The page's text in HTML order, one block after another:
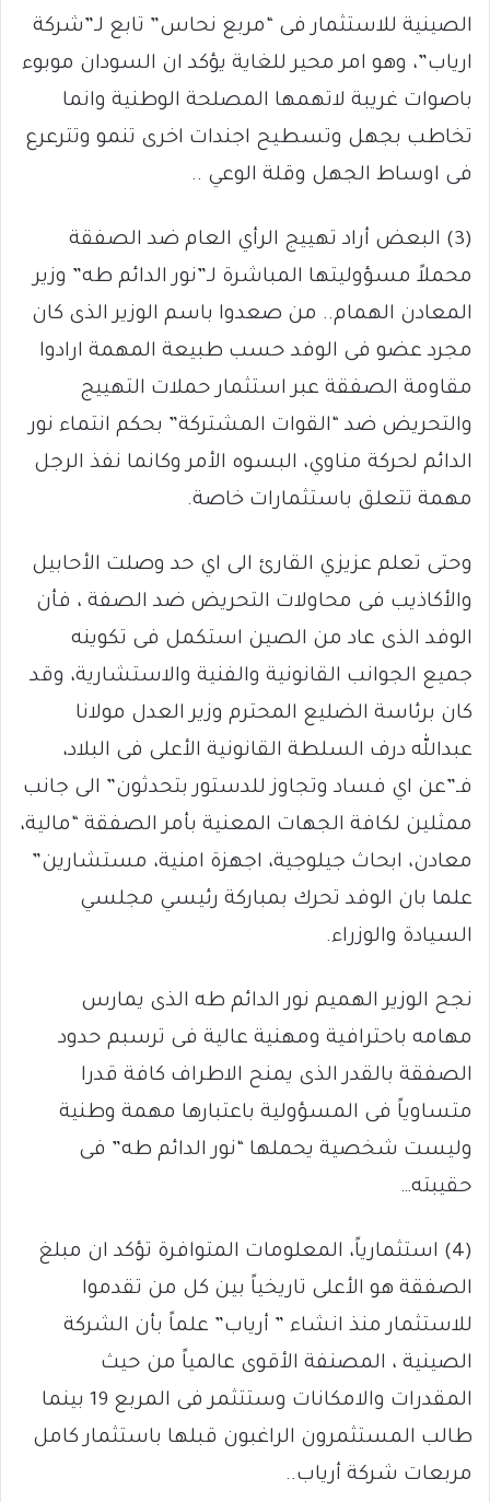
الصينية للاستثمار فى “مربع نحاس” تابع لـ”شركة
ارياب”، وهو امر محير للغاية يؤكد ان السودان موبوء
باصوات غريبة لاتهمها المصلحة الوطنية وانما
تخاطب بجهل وتسطيح اجندات اخرى تنمو وتترعرع
فى اوساط الجهل وقلة الوعي ..
(3) البعض أراد تهييج الرأي العام ضد الصفقة
محملاً مسؤوليتها المباشرة لـ”نور الدائم طه” وزير
المعادن الهمام.. من صعدوا باسم الوزير الذى كان
مجرد عضو فى الوفد حسب طبيعة المهمة ارادوا
مقاومة الصفقة عبر استثمار حملات التهييج
والتحريض ضد “القوات المشتركة” بحكم انتماء نور
الدائم لحركة مناوي، البسوه الأمر وكانما نفذ الرجل
مهمة تتعلق باستثمارات خاصة.
وحتى تعلم عزيزي القارئ الى اي حد وصلت الأحابيل
والأكاذيب فى محاولات التحريض ضد الصفة ، فأن
الوفد الذى عاد من الصين استكمل فى تكوينه
جميع الجوانب القانونية والفنية والاستشارية، وقد
كان برئاسة الضليع المحترم وزير العدل مولانا
عبدالله درف السلطة القانونية الأعلى فى البلاد،
فـ”عن اي فساد وتجاوز للدستور بتحدثون” الى جانب
ممثلين لكافة الجهات المعنية بأمر الصفقة “مالية،
معادن، ابحاث جيلوجية، اجهزة امنية، مستشارين”
علما بان الوفد تحرك بمباركة رئيسي مجلسي
السيادة والوزراء.
نجح الوزير الهميم نور الدائم طه الذى يمارس
مهامه باحترافية ومهنية عالية فى ترسبم حدود
الصفقة بالقدر الذى يمنح الاطراف كافة قدرا
متساوياً فى المسؤولية باعتبارها مهمة وطنية
وليست شخصية يحملها “نور الدائم طه” فى
حقيبته…
(4) استثمارياً، المعلومات المتوافرة تؤكد ان مبلغ
الصفقة هو الأعلى تاريخياً بين كل من تقدموا
للاستثمار منذ انشاء ” أرياب” علماً بأن الشركة
الصينية ، المصنفة الأقوى عالمياً من حيث
المقدرات والامكانات وستتثمر فى المربع 19 بينما
طالب المستثمرون الراغبون قبلها باستثمار كامل
مربعات شركة أرياب..